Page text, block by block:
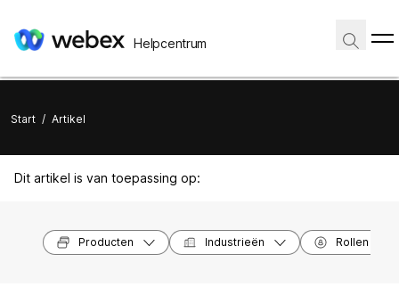
Helpcentrum
Start / Artikel
Dit artikel is van toepassing op:
Producten Industrieën Rollen